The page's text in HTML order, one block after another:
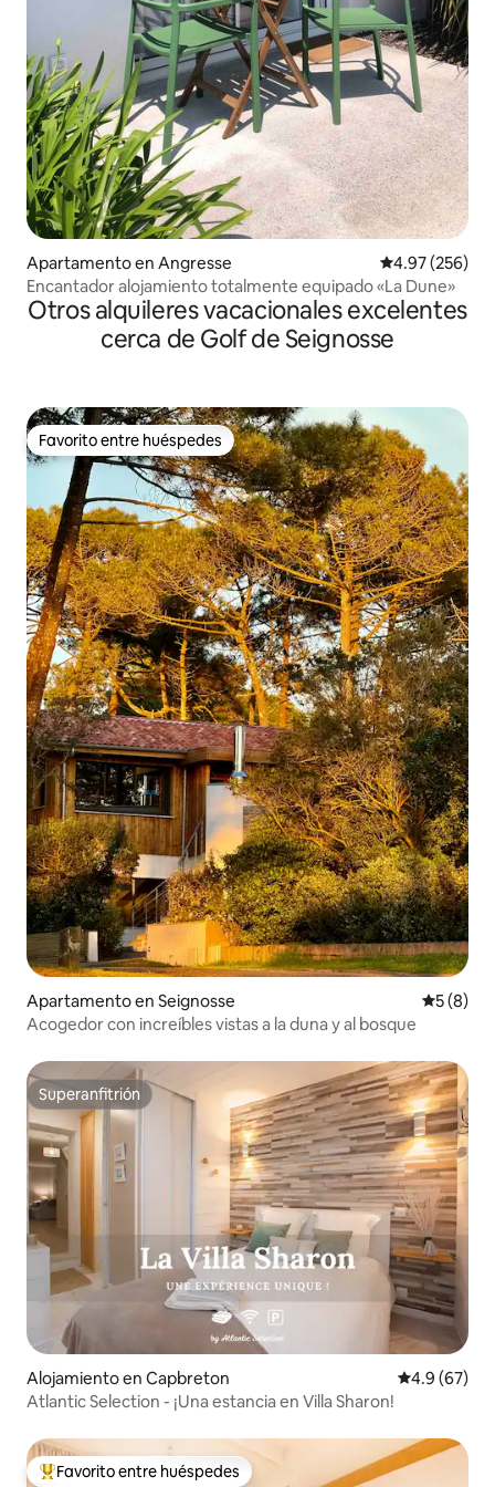
Apartamento en Angresse Calificación
4.97 (256)
Encantador alojamiento totalmente equipado «La Dune»
Otros alquileres vacacionales excelentes
cerca de Golf de Seignosse
Favorito entre huéspedes
Favorito entre huéspedes
Apartamento en Seignosse
5 (8)
Acogedor con increíbles vistas a la duna y al bosque
Superanfitrión
Superanfitrión
Alojamiento en Capbreton Calificación
4.9 (67)
Atlantic Selection - ¡Una estancia en Villa Sharon!
Favorito entre huéspedes preferido
Favorito entre huéspedes